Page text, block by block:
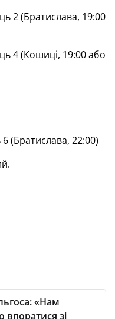
2 (Братислава, 19:00
4 (Кошиці, 19:00 або
22:00)
«Нам
впоратися зі